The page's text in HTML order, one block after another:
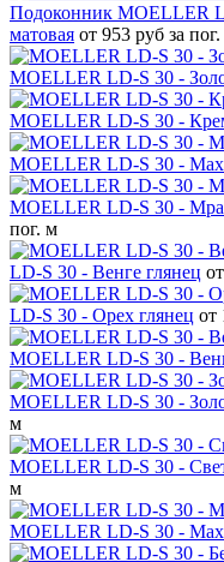
Подоконник MOELLER
матовая от 953 руб за
MOELLER LD-S 30 -
MOELLER LD-S 30 -
MOELLER LD-S 30 -
MOELLER LD-S 30 -
пог. м
LD-S 30 - Венге глянец
LD-S 30 - Орех глянец от
MOELLER LD-S 30 -
MOELLER LD-S 30 -
м
MOELLER LD-S 30 -
м
MOELLER LD-S 30 -